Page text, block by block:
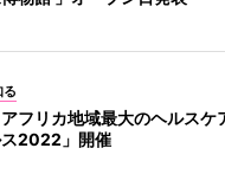
る
フリカ地域最大のヘルスケ
ス2022」開催